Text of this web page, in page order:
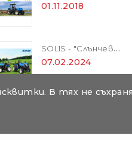
В тях не
01.11.2018
SOLIS - "Слънчевите" трактори
07.02.2024